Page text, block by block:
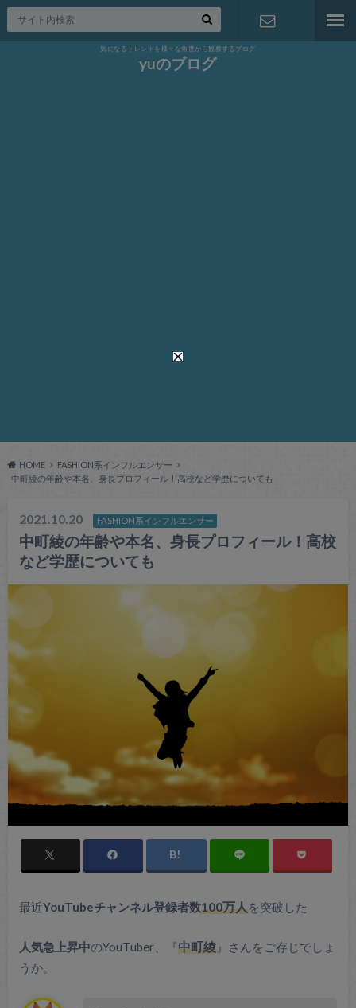
気になるトレンドを様々な角度から観察するブログ
yuのブログ
HOME
FASHION系インフルエンサー
中町綾の年齢や本名、身長プロフィール！高校など学歴についても
2021.10.20 FASHION系インフルエンサー
中町綾の年齢や本名、身長プロフィール！高校
など学歴についても
最近YouTubeチャンネル登録者数100万人を突破した
人気急上昇中のYouTuber、『中町綾』さんをご存じでしょ
うか。